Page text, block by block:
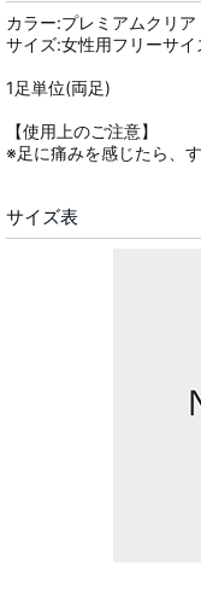
カラー:プレミアムクリア
サイズ:女性用フリーサ
1足単位(両足)
【使用上のご注意】
※足に痛みを感じたら、
サイズ表